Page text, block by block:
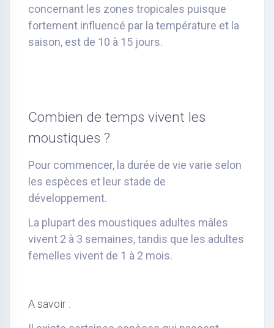
concernant les zones tropicales puisque
fortement influencé par la température et la
saison, est de 10 à 15 jours.
Combien de temps vivent les
moustiques ?
Pour commencer, la durée de vie varie selon
les espèces et leur stade de
développement.
La plupart des moustiques adultes mâles
vivent 2 à 3 semaines, tandis que les adultes
femelles vivent de 1 à 2 mois.
A savoir :